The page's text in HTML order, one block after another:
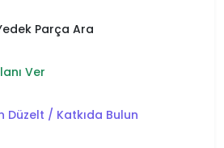
Parça Ara
Ver
Düzelt / Katkıda Bulun